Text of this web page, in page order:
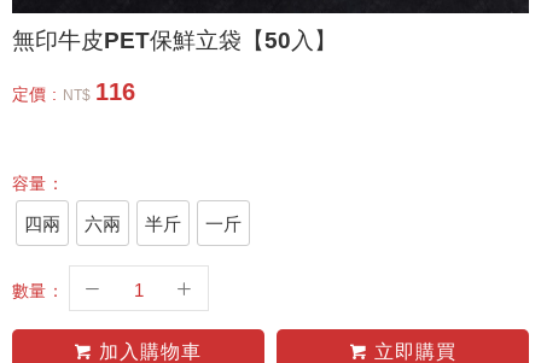
無印牛皮PET保鮮立袋【50入】
定價 : NT$ 116
容量：
四兩 六兩 半斤 一斤
數量：
加入購物車 立即購買